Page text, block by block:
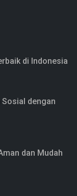
di Indonesia
dengan
dan Mudah